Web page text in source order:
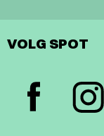
VOLG SPOT